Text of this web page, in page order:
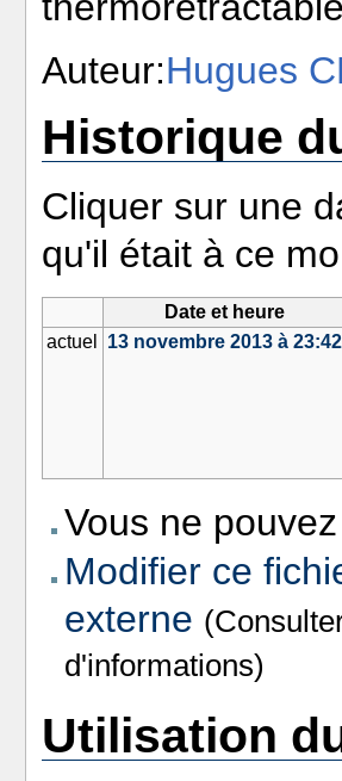
Auteur:Hugues
Historique
Cliquer sur une
qu'il était à ce
Date et heure
actuel
13 novembre 2013 à 23:42
Vous ne
Modifier ce
externe
d'informations)
Utilisation